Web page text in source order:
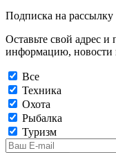
Подписка на рассылку
Оставьте свой адрес
информацию, новости
Все
Техника
Охота
Рыбалка
Туризм